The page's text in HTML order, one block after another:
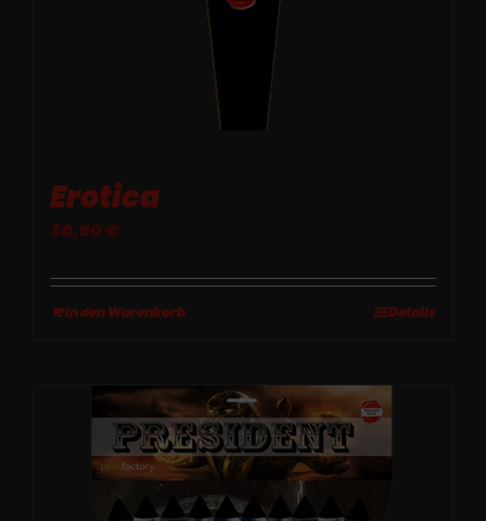
Erotica
30,90€
In den Warenkorb Details